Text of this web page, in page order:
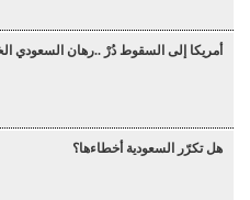
أمريكا إلى السقوط دُرْ ..رهان السعودي
هل تكرّر السعودية أخطاءها؟